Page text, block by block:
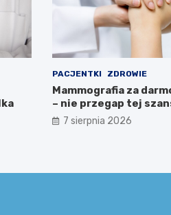
PACJENTKI ZDROWIE
Mammografia za
– nie przegap tej
7 sierpnia 2026